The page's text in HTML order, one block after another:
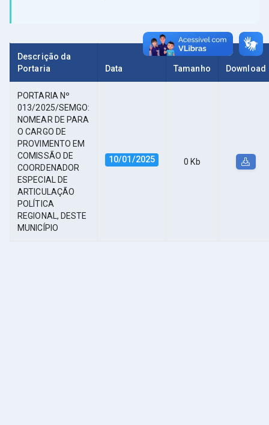
Descrição da
Portaria
Data Tamanho Download
PORTARIA Nº
013/2025/SEMGO:
NOMEAR DE PARA
O CARGO DE
PROVIMENTO EM
COMISSÃO DE
COORDENADOR
ESPECIAL DE
ARTICULAÇÃO
POLÍTICA
REGIONAL, DESTE
MUNICÍPIO
10/01/2025 0 Kb